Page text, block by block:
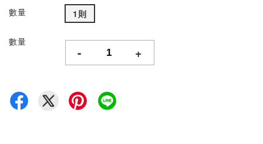
數量 1則
數量
- +